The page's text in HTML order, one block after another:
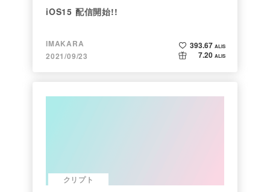
iOS15 配信開始!!
IMAKARA
2021/09/23
393.67 ALIS
7.20 ALIS
クリプト